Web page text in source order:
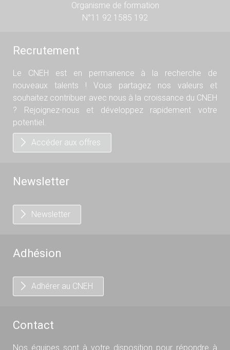
Organisme de formation
N°11 92 1585 192
Recrutement
Le CNEH est en permanence à la recherche de
nouveaux talents ! Vous partagez nos valeurs et
souhaitez contribuer avec nous à la croissance du CNEH
? Rejoignez-nous et développez rapidement votre
potentiel.
Accéder aux offres
Newsletter
Newsletter
Adhésion
Adhérer au CNEH
Contact
Nos équipes sont à votre disposition pour répondre à